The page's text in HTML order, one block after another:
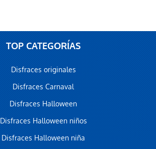
TOP CATEGORÍAS
Disfraces originales
Disfraces Carnaval
Disfraces Halloween
Disfraces Halloween niños
Disfraces Halloween niña